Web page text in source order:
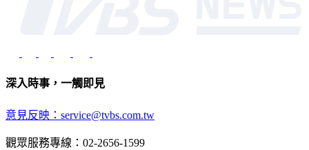
深入時事，一觸即見
意見反映：service@tvbs.com.tw
觀眾服務專線：02-2656-1599